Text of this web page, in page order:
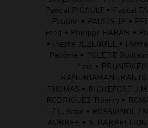
Pascal PICAULT • Pascal
Pauline • PAULIS JP •
Fred • Philippe BARAN •
• Pierre JEZEQUEL •
Pacôme • POLERE
Loïc •
THOMAS • RICHEFORT
RODRIGUEZ Thierry •
/ L. Sebe • ROSSIGNOL /
AUBREE • S.